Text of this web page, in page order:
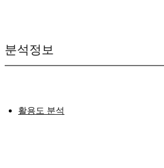
분석정보
활용도 분석